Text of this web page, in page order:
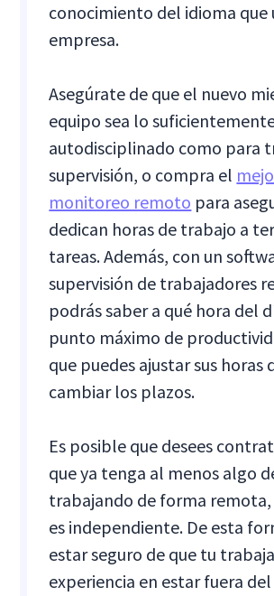
conocimiento del idioma que
empresa.
Asegúrate de que el nuevo
equipo sea lo
autodisciplinado como para
supervisión, o compra el
monitoreo remoto para
dedican horas de trabajo a
tareas. Además, con un
supervisión de trabajadores
podrás saber a qué hora del
punto máximo de
que puedes ajustar sus horas
cambiar los plazos.
Es posible que desees
que ya tenga al menos algo
trabajando de forma remota,
es independiente. De esta
estar seguro de que tu
experiencia en estar fuera